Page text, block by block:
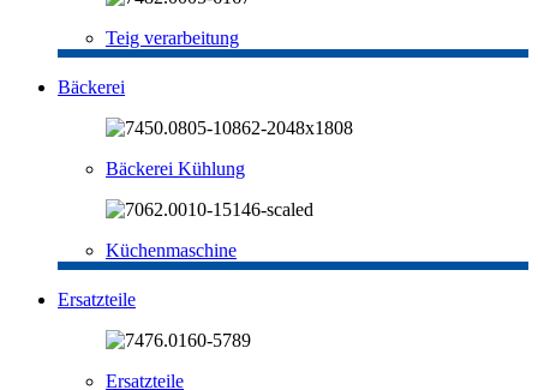
Teig verarbeitung
Bäckerei
Bäckerei Kühlung
Küchenmaschine
Ersatzteile
Ersatzteile